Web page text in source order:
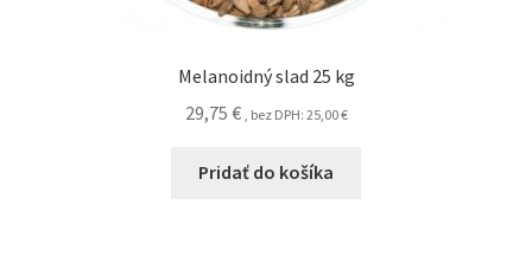
Melanoidný slad 25 kg
29,75 € , bez DPH: 25,00€
Pridať do košíka